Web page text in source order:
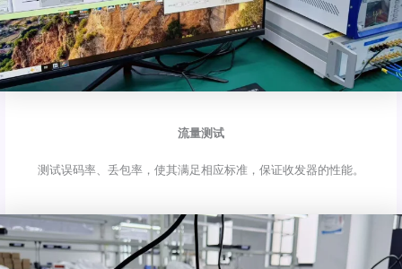
流量测试
测试误码率、丢包率，使其满足相应标准，保证收发器的性能。